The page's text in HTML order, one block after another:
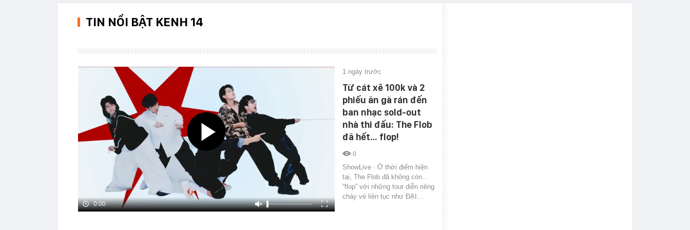
TIN NỔI BẬT KENH 14
0:00
1 ngày trước
Từ cát xê 100k và 2
phiếu ăn gà rán đến
ban nhạc sold-out
nhà thi đấu: The Flob
đã hết… flop!
0
ShowLive · Ở thời điểm hiện
tại, The Flob đã không còn…
“flop” với những tour diễn riêng
cháy vé liên tục như ĐẠI…